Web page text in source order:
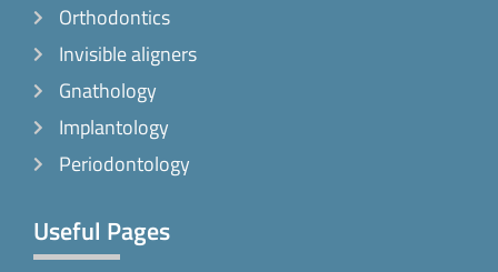
k
-
f
a
m
Orthodontics
Invisible aligners
Gnathology
Implantology
Periodontology
Useful Pages